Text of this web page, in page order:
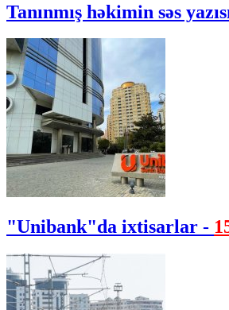
Tanınmış həkimin səs
"Unibank"da ixtisarlar -